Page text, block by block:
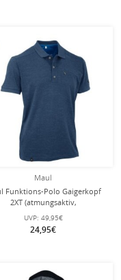
Maul
Funktions-Polo Gaigerkopf
2XT (atmungsaktiv,
dauerhaft frisch
Polygiene) dunkelblau Herren
UVP: 49,95€
24,95€